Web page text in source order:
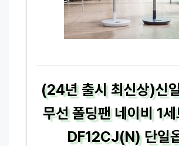
(24년 출시 최신상)신
무선 폴딩팬 네이비 1
DF12CJ(N) 단일